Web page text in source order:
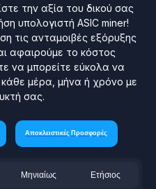
την αξία του δικού σας
υπολογιστή ASIC miner!
τις ανταμοιβές εξόρυξης
αφαιρούμε το κόστος
να μπορείτε εύκολα να
μέρα, μήνα ή χρόνο με
σας.
Αποκλειστικές Προσφορές
Μηνιαίως Ετήσιος